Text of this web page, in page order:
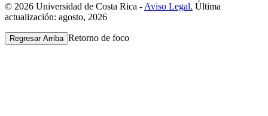
© 2026 Universidad de Costa Rica - Aviso Legal. Última
actualización: agosto, 2026
Regresar Arriba Retorno de foco